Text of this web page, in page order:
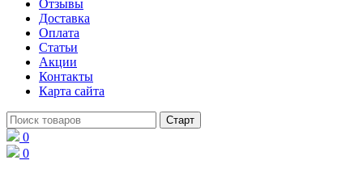
Отзывы
Доставка
Оплата
Статьи
Акции
Контакты
Карта сайта
0
0